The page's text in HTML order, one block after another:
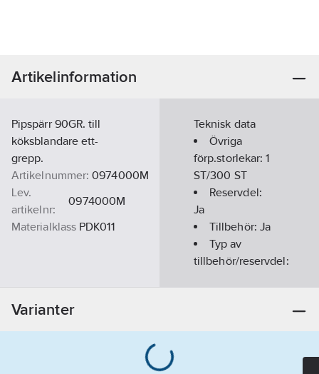
Artikelinformation
Pipspärr 90GR. till
köksblandare ett-
grepp.
Artikelnummer: 0974000M
Lev.
artikelnr:
0974000M
Materialklass PDK011
Teknisk data
Övriga
förp.storlekar:1
ST/300 ST
Reservdel:
Ja
Tillbehör: Ja
Typ av
tillbehör/reservdel:
Varianter